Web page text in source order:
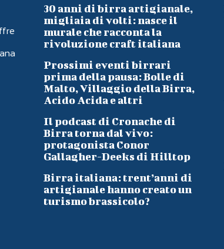
30 anni di birra artigianale,
migliaia di volti: nasce il
murale che racconta la
rivoluzione craft italiana
Prossimi eventi birrari
prima della pausa: Bolle di
Malto, Villaggio della Birra,
Acido Acida e altri
Il podcast di Cronache di
Birra torna dal vivo:
protagonista Conor
Gallagher-Deeks di Hilltop
Birra italiana: trent’anni di
artigianale hanno creato un
turismo brassicolo?